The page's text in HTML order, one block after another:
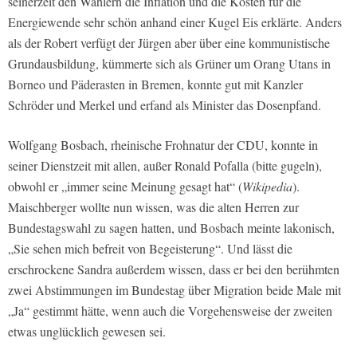
Energiewende sehr schön anhand einer Kugel Eis erklärte. Anders
als der Robert verfügt der Jürgen aber über eine kommunistische
Grundausbildung, kümmerte sich als Grüner um Orang Utans in
Borneo und Päderasten in Bremen, konnte gut mit Kanzler
Schröder und Merkel und erfand als Minister das Dosenpfand.
Wolfgang Bosbach, rheinische Frohnatur der CDU, konnte in
seiner Dienstzeit mit allen, außer Ronald Pofalla (bitte gugeln),
obwohl er „immer seine Meinung gesagt hat“ (Wikipedia).
Maischberger wollte nun wissen, was die alten Herren zur
Bundestagswahl zu sagen hatten, und Bosbach meinte lakonisch,
„Sie sehen mich befreit von Begeisterung“. Und lässt die
erschrockene Sandra außerdem wissen, dass er bei den berühmten
zwei Abstimmungen im Bundestag über Migration beide Male mit
„Ja“ gestimmt hätte, wenn auch die Vorgehensweise der zweiten
etwas unglücklich gewesen sei.